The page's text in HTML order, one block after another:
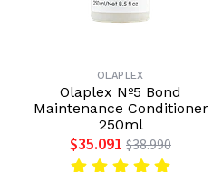
OLAPLEX
Olaplex Nº5 Bond
Maintenance Conditioner
250ml
$35.091 $38.990